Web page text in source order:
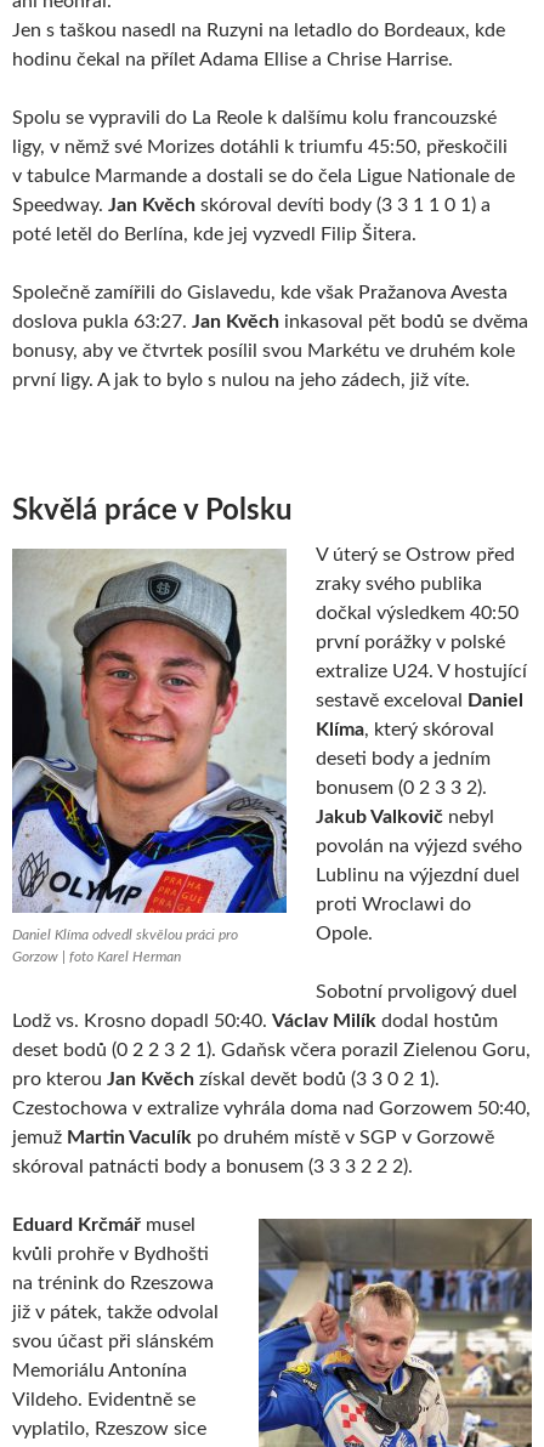
Jen s taškou nasedl na Ruzyni na letadlo do Bordeaux, kde
hodinu čekal na přílet Adama Ellise a Chrise Harrise.
Spolu se vypravili do La Reole k dalšímu kolu francouzské
ligy, v němž své Morizes dotáhli k triumfu 45:50, přeskočili
v tabulce Marmande a dostali se do čela Ligue Nationale de
Speedway. Jan Kvěch skóroval devíti body (3 3 1 1 0 1) a
poté letěl do Berlína, kde jej vyzvedl Filip Šitera.
Společně zamířili do Gislavedu, kde však Pražanova Avesta
doslova pukla 63:27. Jan Kvěch inkasoval pět bodů se dvěma
bonusy, aby ve čtvrtek posílil svou Markétu ve druhém kole
první ligy. A jak to bylo s nulou na jeho zádech, již víte.
Skvělá práce v Polsku
Daniel Klíma odvedl skvělou práci pro
Gorzow | foto Karel Herman
V úterý se Ostrow před
zraky svého publika
dočkal výsledkem 40:50
první porážky v polské
extralize U24. V hostující
sestavě exceloval Daniel
Klíma, který skóroval
deseti body a jedním
bonusem (0 2 3 3 2).
Jakub Valkovič nebyl
povolán na výjezd svého
Lublinu na výjezdní duel
proti Wroclawi do
Opole.
Sobotní prvoligový duel
Lodž vs. Krosno dopadl 50:40. Václav Milík dodal hostům
deset bodů (0 2 2 3 2 1). Gdaňsk včera porazil Zielenou Goru,
pro kterou Jan Kvěch získal devět bodů (3 3 0 2 1).
Czestochowa v extralize vyhrála doma nad Gorzowem 50:40,
jemuž Martin Vaculík po druhém místě v SGP v Gorzowě
skóroval patnácti body a bonusem (3 3 3 2 2 2).
Eduard Krčmář musel
kvůli prohře v Bydhošti
na trénink do Rzeszowa
již v pátek, takže odvolal
svou účast při slánském
Memoriálu Antonína
Vildeho. Evidentně se
vyplatilo, Rzeszow sice